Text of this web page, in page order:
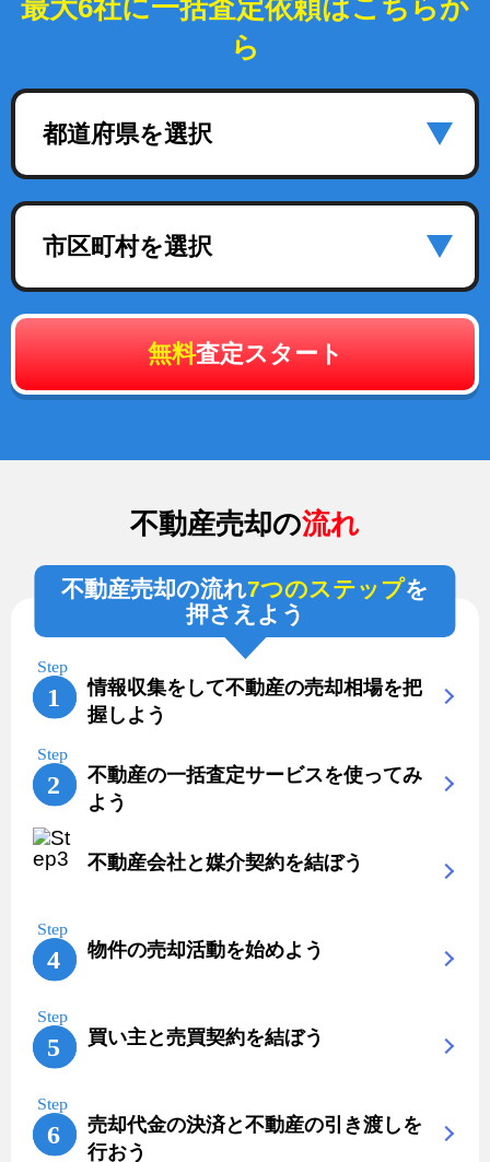
最大6社に一括査定依頼はこちらか
ら
都道府県を選択
市区町村を選択
無料査定スタート
不動産売却の流れ
不動産売却の流れ7つのステップを
押さえよう
情報収集をして不動産の売却相場を把
握しよう
不動産の一括査定サービスを使ってみ
よう
不動産会社と媒介契約を結ぼう
物件の売却活動を始めよう
買い主と売買契約を結ぼう
売却代金の決済と不動産の引き渡しを
行おう